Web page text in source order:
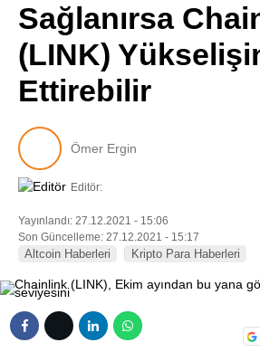
Sağlanırsa
(LINK)
Ettirebilir
Ömer Ergin
Editör:
Yayınlandı: 27.12.2021 - 15:06
Son Güncelleme: 27.12.2021 - 15:17
Altcoin Haberleri Kripto Para Haberleri